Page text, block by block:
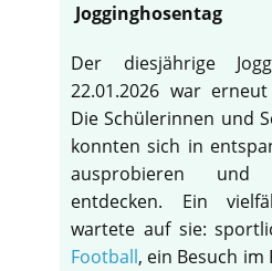
Jogginghosentag
Der diesjährige
22.01.2026 war
Die Schülerinnen und
konnten sich in
ausprobieren und
entdecken. Ein
wartete auf sie:
Football, ein Besuch